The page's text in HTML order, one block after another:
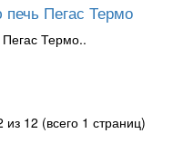
печь Пегас Термо
Термо..
12 (всего 1 страниц)